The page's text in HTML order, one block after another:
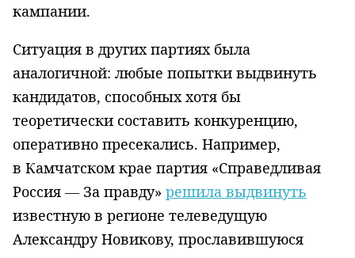
кампании.
Ситуация в других партиях была
аналогичной: любые попытки выдвинуть
кандидатов, способных хотя бы
теоретически составить конкуренцию,
оперативно пресекались. Например,
в Камчатском крае партия «Справедливая
Россия — За правду» решила выдвинуть
известную в регионе телеведущую
Александру Новикову, прославившуюся